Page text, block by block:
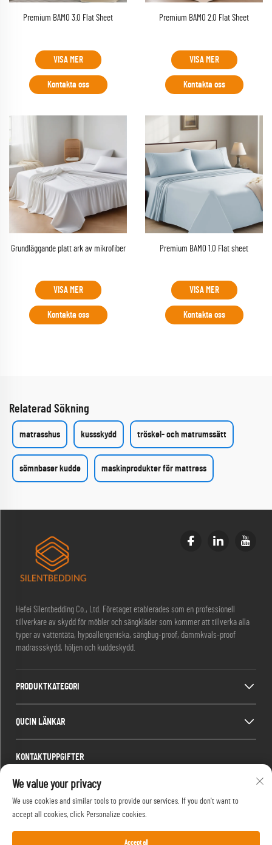
Premium BAMO 3.0 Flat Sheet
VISA MER
Kontakta oss
Premium BAMO 2.0 Flat Sheet
VISA MER
Kontakta oss
Grundläggande platt ark av mikrofiber
VISA MER
Kontakta oss
Premium BAMO 1.0 Flat sheet
VISA MER
Kontakta oss
Relaterad Sökning
matrasshus kussskydd tröskel- och matrumssätt
sömnbaser kudde maskinprodukter för mattress
Hefei Silentbedding Co., Ltd. Företaget etablerades som en professionell
tillverkare av skydd för möbler och sängkläder som kommer att tillverka alla
typer av vattentäta, hypoallergeniska, sängbug-proof, dammkvals-proof
madrassskydd, höljen och kuddeskydd.
PRODUKTKATEGORI
QUCIN LÄNKAR
KONTAKTUPPGIFTER
Office add : Rum 1910, Block C, Huizhou centrum, Wangjiang västra vägen,
Gaoxin distrikt, Hefei, Anhui, Kina
E-post:[email protected]
Tel:13917680554
We value your privacy
We use cookies and similar tools to provide our services. If you don't want to
accept all cookies, click Personalize cookies.
Accept all